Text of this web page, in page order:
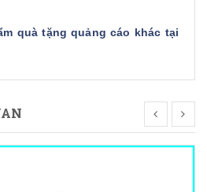
quà tặng quảng cáo khác tại